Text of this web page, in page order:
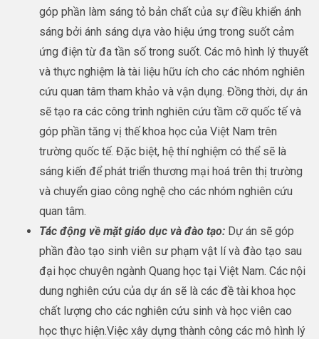
góp phần làm sáng tỏ bản chất của sự điều khiển ánh
sáng bởi ánh sáng dựa vào hiệu ứng trong suốt cảm
ứng điện từ đa tần số trong suốt. Các mô hình lý thuyết
và thực nghiệm là tài liệu hữu ích cho các nhóm nghiên
cứu quan tâm tham khảo và vận dụng. Đồng thời, dự án
sẽ tạo ra các công trình nghiên cứu tầm cỡ quốc tế và
góp phần tăng vị thế khoa học của Việt Nam trên
trường quốc tế. Đặc biệt, hệ thí nghiệm có thể sẽ là
sáng kiến để phát triển thương mại hoá trên thị trường
và chuyển giao công nghệ cho các nhóm nghiên cứu
quan tâm.
Tác động về mặt giáo dục và đào tạo: Dự án sẽ góp
phần đào tạo sinh viên sư phạm vật lí và đào tạo sau
đại học chuyên ngành Quang học tại Việt Nam. Các nội
dung nghiên cứu của dự án sẽ là các đề tài khoa học
chất lượng cho các nghiên cứu sinh và học viên cao
học thực hiện.Việc xây dựng thành công các mô hình lý